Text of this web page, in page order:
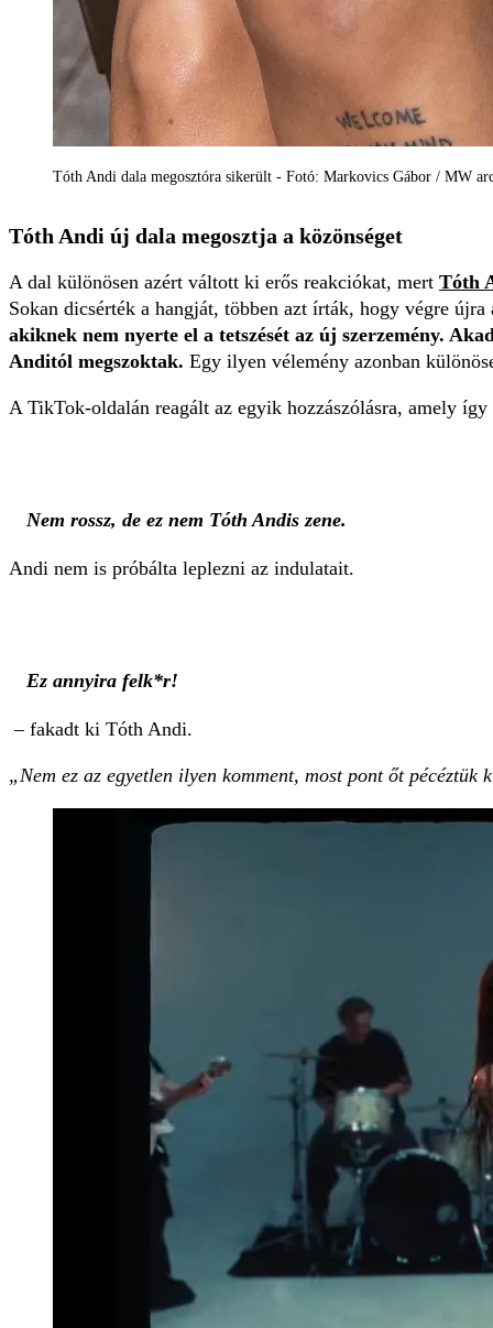
Tóth Andi dala megosztóra sikerült - Fotó: Markovics Gábor / MW
Tóth Andi új dala megosztja a közönséget
A dal különösen azért váltott ki erős reakciókat, mert Tóth
Sokan dicsérték a hangját, többen azt írták, hogy végre
akiknek nem nyerte el a tetszését az új szerzemény.
Anditól megszoktak. Egy ilyen vélemény azonban
A TikTok-oldalán reagált az egyik hozzászólásra, amely így
Nem rossz, de ez nem Tóth Andis zene.
Andi nem is próbálta leplezni az indulatait.
Ez annyira felk*r!
– fakadt ki Tóth Andi.
„Nem ez az egyetlen ilyen komment, most pont őt pécéztük